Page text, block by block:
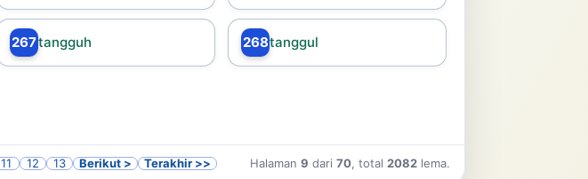
267tangguh 268tanggul
11 12 13 Berikut > Terakhir >> Halaman 9 dari 70, total 2082 lema.